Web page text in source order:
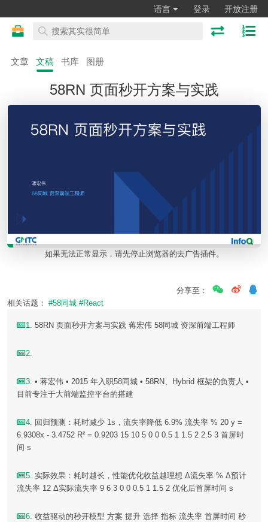
语言 登录 开放注册
文章 文稿 书库 图册
58RN 页面秒开方案与实践
如果无法正常显示，请先停止浏览器的去广告插件。
分享至：
相关话题： #58同城 #React
1. 58RN ⻚面秒开方案与实践 蒋宏伟 58同城 资深前端工程师
2.
3. • 蒋宏伟 • 2015 年入职58同城 • 58RN、Hybrid 框架的负责人 •
目前专注于大前端监控平台的搭建
4. 回归预测：耗时减少 1s，流失率降低 6.9% 流失率 % 20 y =
6.9308x - 3.4752 R² = 0.9203 15 10 5 0 0 0.5 1 1.5 2 2.5 3 首屏时
间 s
5. 实际效果：耗时越⻓，性能优化收益越理想 Δ流失率 % Δ预计
流失率 12 Δ实际流失率 9 6 3 0 0 0.5 1 1.5 2 优化后首屏时间 s
6. 收益驱动的秒开模型 方案 提升 选择 指标 流失率 首屏时间 秒